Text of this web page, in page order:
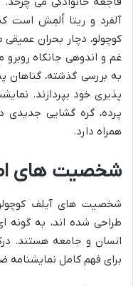
آلفرد و ریتا اُلمِش است
کوچولو، دچار بحران
غم و اندوهی جانکاه روبرو
به بررسی گذشته،
پذیری خود بپردازند.
پرده، گره گشایی
همراه دارد.
شخصیت های
شخصیت های آیلف
طراحی شده اند، به گونه
انسان و جامعه هستند.
برای فهم کامل